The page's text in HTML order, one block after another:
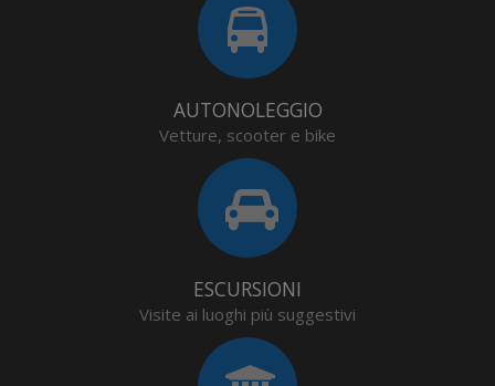
AUTONOLEGGIO
Vetture, scooter e bike
ESCURSIONI
Visite ai luoghi più suggestivi